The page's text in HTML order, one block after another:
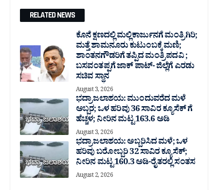
RELATED NEWS
ಕೊನೆ ಕ್ಷಣದಲ್ಲಿ ಮಲ್ಲಿಕಾರ್ಜುನಗೆ ಮಂತ್ರಿಗಿರಿ;
ಮತ್ತೆ ಶಾಮನೂರು ಕುಟುಂಬಕ್ಕೆ ಮಣಿ;
ಶಾಂತನಗೌಡರಿಗೆ ತಪ್ಪಿದ ಮಂತ್ರಿ ಪದವಿ ;
ಬಸವಂತಪ್ಪಗೆ ಜಾಕ್ ಪಾಟ್- ಜಿಲ್ಲೆಗೆ ಎರಡು
ಸಚಿವ ಸ್ಥಾನ
August 3, 2026
ಭದ್ರಾ ಜಲಾಶಯ: ಮುಂದುವರೆದ ಮಳೆ
ಅಬ್ಬರ; ಒಳ ಹರಿವು 36 ಸಾವಿರ‌ ಕ್ಯೂಸೆಕ್ ಗೆ
ಹೆಚ್ಚಳ; ನೀರಿನ ಮಟ್ಟ 163.6 ಅಡಿ
August 3, 2026
ಭದ್ರಾ ಜಲಾಶಯ: ಅಬ್ಬರಿಸಿದ ಮಳೆ; ಒಳ
ಹರಿವು ಬರೋಬ್ಬರಿ 32 ಸಾವಿರ‌ ಕ್ಯೂಸೆಕ್;
ನೀರಿನ ಮಟ್ಟ 160.3 ಅಡಿ-ರೈತರಲ್ಲಿ ಸಂತಸ
August 2, 2026